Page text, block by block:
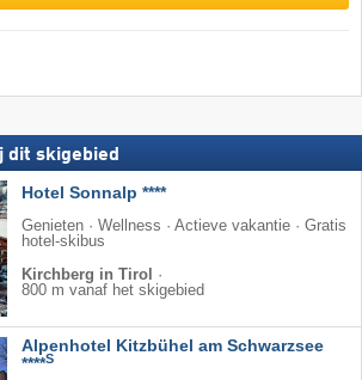
dit skigebied
Hotel Sonnalp ****
Genieten · Wellness · Actieve vakantie · Gratis
hotel-skibus
Kirchberg in Tirol
·
800 m vanaf het skigebied
Alpenhotel Kitzbühel am Schwarzsee
****S